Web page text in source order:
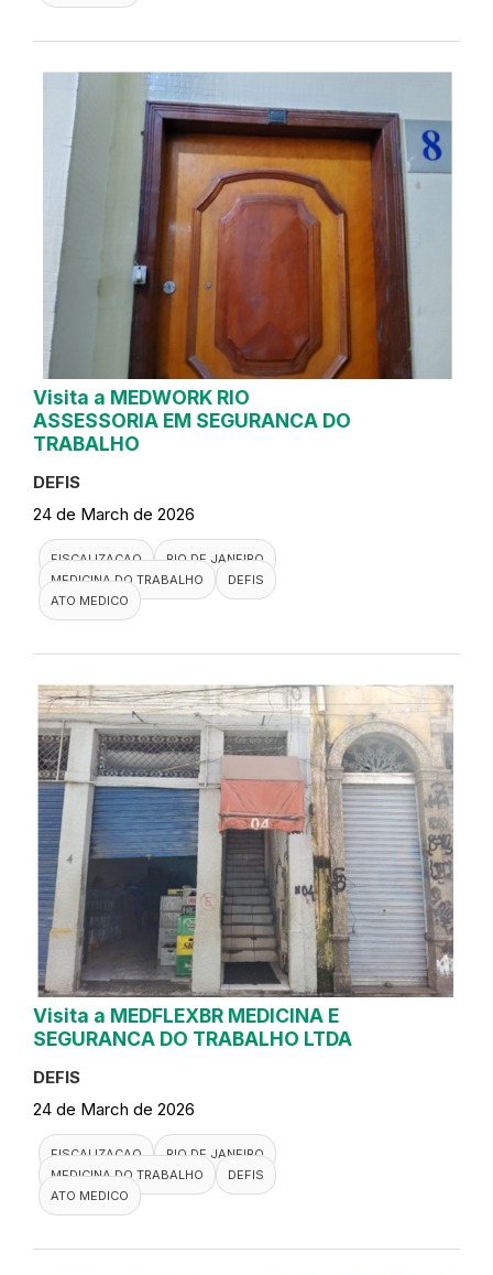
Visita a MEDWORK RIO
ASSESSORIA EM SEGURANCA DO
TRABALHO
DEFIS
24 de March de 2026
FISCALIZACAO
RIO DE JANEIRO
MEDICINA DO TRABALHO
DEFIS
ATO MEDICO
Visita a MEDFLEXBR MEDICINA E
SEGURANCA DO TRABALHO LTDA
DEFIS
24 de March de 2026
FISCALIZACAO
RIO DE JANEIRO
MEDICINA DO TRABALHO
DEFIS
ATO MEDICO